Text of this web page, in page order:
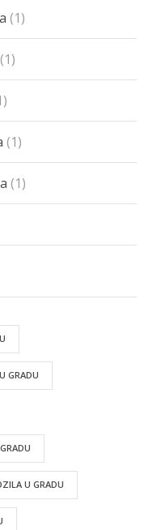
(1)
(1)
(1)
(1)
GRADU
U GRADU